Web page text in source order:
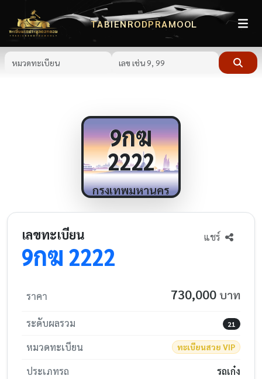
TABIENRODPRAMOOL
9กฆ
2222
กรุงเทพมหานคร
เลขทะเบียน
9กฆ 2222
แชร์
ราคา 730,000 บาท
ระดับผลรวม 21
หมวดทะเบียน ทะเบียนสวย VIP
ประเภทรถ
รถเก๋ง